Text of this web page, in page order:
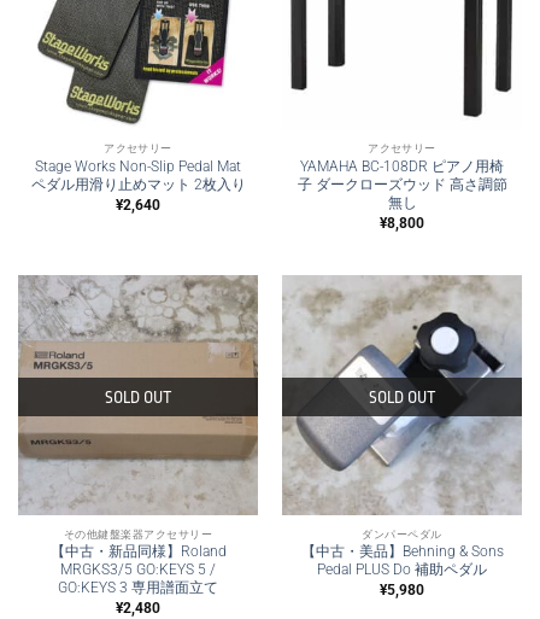
アクセサリー
Stage Works Non-Slip Pedal Mat
ペダル用滑り止めマット 2枚入り
¥2,640
アクセサリー
YAMAHA BC-108DR ピアノ用椅
子 ダークローズウッド 高さ調節
無し
¥8,800
SOLD OUT
その他鍵盤楽器アクセサリー
【中古・新品同様】Roland
MRGKS3/5 GO:KEYS 5 /
GO:KEYS 3 専用譜面立て
¥2,480
SOLD OUT
ダンパーペダル
【中古・美品】Behning & Sons
Pedal PLUS Do 補助ペダル
¥5,980